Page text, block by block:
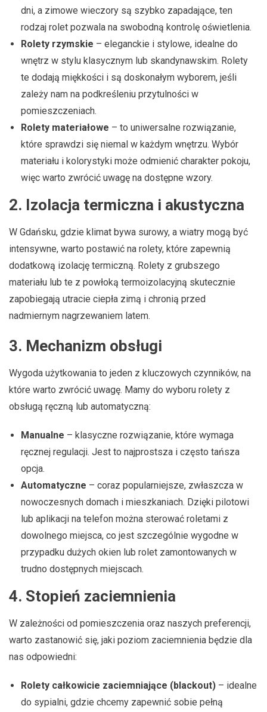
dni, a zimowe wieczory są szybko zapadające, ten
rodzaj rolet pozwala na swobodną kontrolę oświetlenia.
Rolety rzymskie – eleganckie i stylowe, idealne do
wnętrz w stylu klasycznym lub skandynawskim. Rolety
te dodają miękkości i są doskonałym wyborem, jeśli
zależy nam na podkreśleniu przytulności w
pomieszczeniach.
Rolety materiałowe – to uniwersalne rozwiązanie,
które sprawdzi się niemal w każdym wnętrzu. Wybór
materiału i kolorystyki może odmienić charakter pokoju,
więc warto zwrócić uwagę na dostępne wzory.
2. Izolacja termiczna i akustyczna
W Gdańsku, gdzie klimat bywa surowy, a wiatry mogą być
intensywne, warto postawić na rolety, które zapewnią
dodatkową izolację termiczną. Rolety z grubszego
materiału lub te z powłoką termoizolacyjną skutecznie
zapobiegają utracie ciepła zimą i chronią przed
nadmiernym nagrzewaniem latem.
3. Mechanizm obsługi
Wygoda użytkowania to jeden z kluczowych czynników, na
które warto zwrócić uwagę. Mamy do wyboru rolety z
obsługą ręczną lub automatyczną:
Manualne – klasyczne rozwiązanie, które wymaga
ręcznej regulacji. Jest to najprostsza i często tańsza
opcja.
Automatyczne – coraz popularniejsze, zwłaszcza w
nowoczesnych domach i mieszkaniach. Dzięki pilotowi
lub aplikacji na telefon można sterować roletami z
dowolnego miejsca, co jest szczególnie wygodne w
przypadku dużych okien lub rolet zamontowanych w
trudno dostępnych miejscach.
4. Stopień zaciemnienia
W zależności od pomieszczenia oraz naszych preferencji,
warto zastanowić się, jaki poziom zaciemnienia będzie dla
nas odpowiedni:
Rolety całkowicie zaciemniające (blackout) – idealne
do sypialni, gdzie chcemy zapewnić sobie pełną